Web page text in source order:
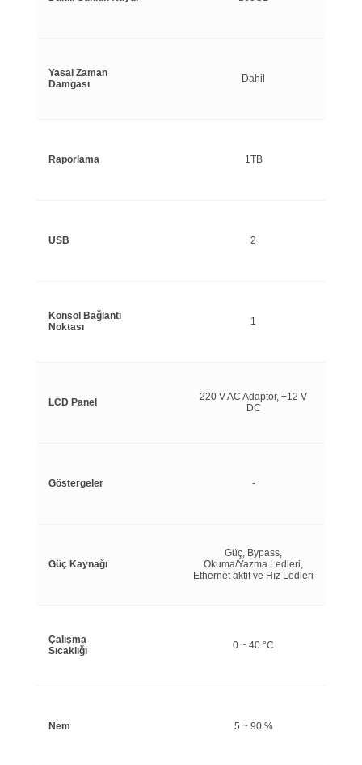
1TB
0 ~ 40 °C
-
Raporlama
Çalışma
Sıcaklığı
LCD Panel
USB
Nem
Göstergeler
Konsol Bağlantı
Noktası
Yasal Zaman
Damgası
Güç Kaynağı
2
5 ~ 90 %
Güç, Bypass,
Okuma/Yazma Ledleri,
Ethernet aktif ve Hız Ledleri
1
Dahil
220 V AC Adaptor, +12 V
DC